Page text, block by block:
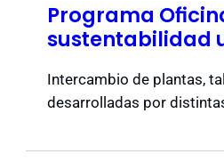
Programa
sustentabilidad
Intercambio de plantas,
desarrolladas por